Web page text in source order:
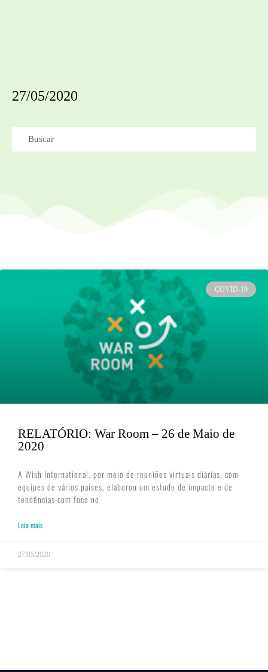
27/05/2020
COVID-19
RELATÓRIO: War Room – 26 de Maio de
2020
A Wish International, por meio de reuniões virtuais diárias, com
equipes de vários países, elaborou um estudo de impacto e de
tendências com foco no
Leia mais
27/05/2020